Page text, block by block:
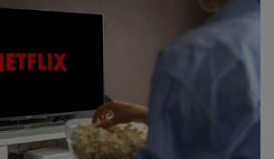
care apar pe Netflix în martie